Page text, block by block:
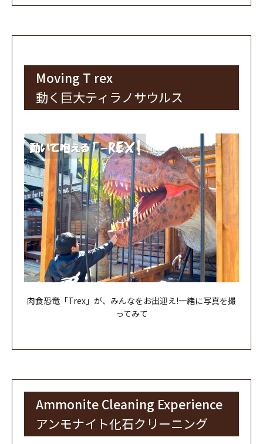
Moving T rex
動く巨大ティラノサウルス
肉食恐竜「Trex」が、みんなをお出迎え!一緒に写真を撮
ってみて
Ammonite Cleaning Experience
アンモナイト化石クリーニング